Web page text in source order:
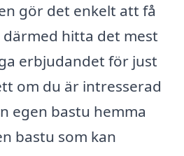
gör det enkelt att få
hitta det mest
erbjudandet för just
om du är intresserad
egen bastu hemma
bastu som kan